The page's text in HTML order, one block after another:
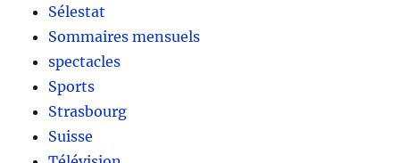
Sélestat
Sommaires mensuels
spectacles
Sports
Strasbourg
Suisse